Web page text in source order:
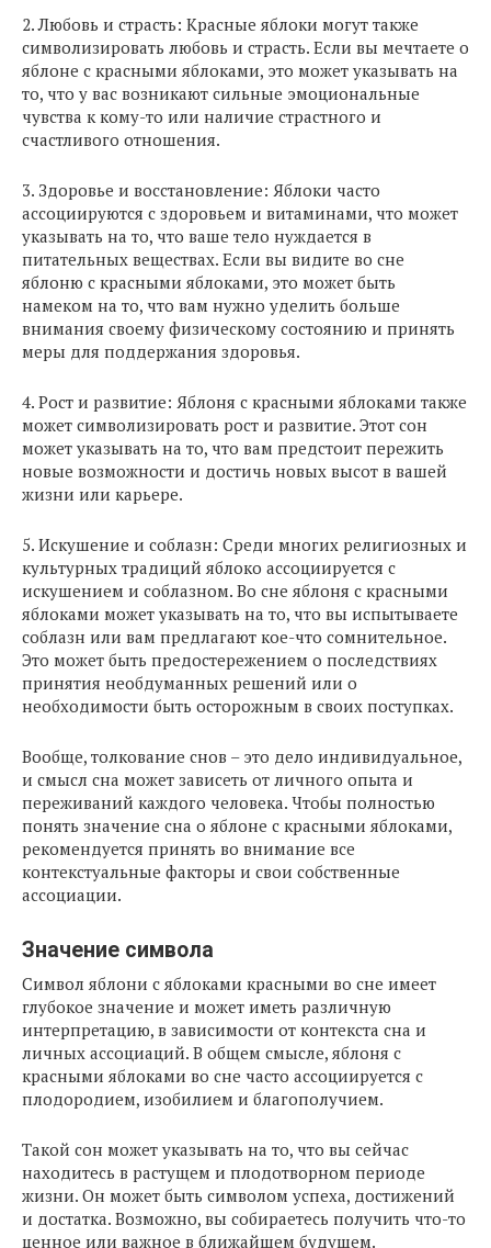
2. Любовь и страсть: Красные яблоки могут также
символизировать любовь и страсть. Если вы мечтаете о
яблоне с красными яблоками, это может указывать на
то, что у вас возникают сильные эмоциональные
чувства к кому-то или наличие страстного и
счастливого отношения.
3. Здоровье и восстановление: Яблоки часто
ассоциируются с здоровьем и витаминами, что может
указывать на то, что ваше тело нуждается в
питательных веществах. Если вы видите во сне
яблоню с красными яблоками, это может быть
намеком на то, что вам нужно уделить больше
внимания своему физическому состоянию и принять
меры для поддержания здоровья.
4. Рост и развитие: Яблоня с красными яблоками также
может символизировать рост и развитие. Этот сон
может указывать на то, что вам предстоит пережить
новые возможности и достичь новых высот в вашей
жизни или карьере.
5. Искушение и соблазн: Среди многих религиозных и
культурных традиций яблоко ассоциируется с
искушением и соблазном. Во сне яблоня с красными
яблоками может указывать на то, что вы испытываете
соблазн или вам предлагают кое-что сомнительное.
Это может быть предостережением о последствиях
принятия необдуманных решений или о
необходимости быть осторожным в своих поступках.
Вообще, толкование снов – это дело индивидуальное,
и смысл сна может зависеть от личного опыта и
переживаний каждого человека. Чтобы полностью
понять значение сна о яблоне с красными яблоками,
рекомендуется принять во внимание все
контекстуальные факторы и свои собственные
ассоциации.
Значение символа
Символ яблони с яблоками красными во сне имеет
глубокое значение и может иметь различную
интерпретацию, в зависимости от контекста сна и
личных ассоциаций. В общем смысле, яблоня с
красными яблоками во сне часто ассоциируется с
плодородием, изобилием и благополучием.
Такой сон может указывать на то, что вы сейчас
находитесь в растущем и плодотворном периоде
жизни. Он может быть символом успеха, достижений
и достатка. Возможно, вы собираетесь получить что-то
ценное или важное в ближайшем будущем.